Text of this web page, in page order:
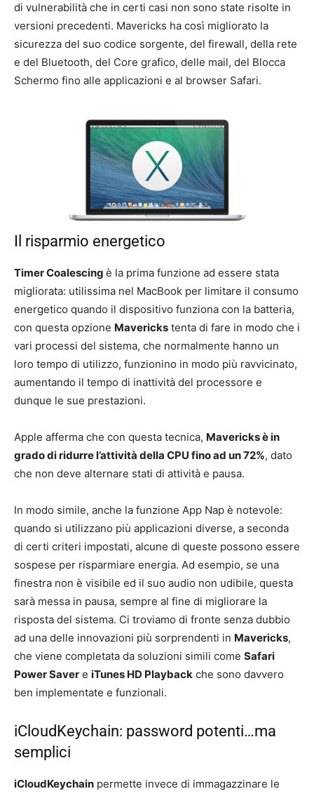
di vulnerabilità che in certi casi non sono state risolte in
versioni precedenti. Mavericks ha così migliorato la
sicurezza del suo codice sorgente, del firewall, della rete
e del Bluetooth, del Core grafico, delle mail, del Blocca
Schermo fino alle applicazioni e al browser Safari.
Il risparmio energetico
Timer Coalescing è la prima funzione ad essere stata
migliorata: utilissima nel MacBook per limitare il consumo
energetico quando il dispositivo funziona con la batteria,
con questa opzione Mavericks tenta di fare in modo che i
vari processi del sistema, che normalmente hanno un
loro tempo di utilizzo, funzionino in modo più ravvicinato,
aumentando il tempo di inattività del processore e
dunque le sue prestazioni.
Apple afferma che con questa tecnica, Mavericks è in
grado di ridurre l’attività della CPU fino ad un 72%, dato
che non deve alternare stati di attività e pausa.
In modo simile, anche la funzione App Nap è notevole:
quando si utilizzano più applicazioni diverse, a seconda
di certi criteri impostati, alcune di queste possono essere
sospese per risparmiare energia. Ad esempio, se una
finestra non è visibile ed il suo audio non udibile, questa
sarà messa in pausa, sempre al fine di migliorare la
risposta del sistema. Ci troviamo di fronte senza dubbio
ad una delle innovazioni più sorprendenti in Mavericks,
che viene completata da soluzioni simili come Safari
Power Saver e iTunes HD Playback che sono davvero
ben implementate e funzionali.
iCloudKeychain: password potenti…ma
semplici
iCloudKeychain permette invece di immagazzinare le